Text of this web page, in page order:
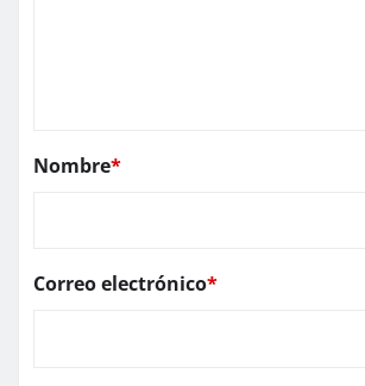
Nombre*
Correo electrónico*